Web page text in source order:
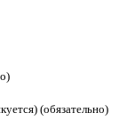
(обязательно)